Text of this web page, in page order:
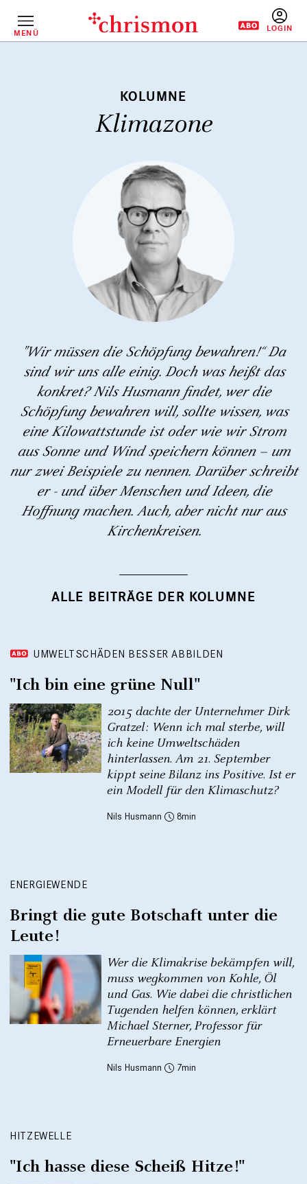
InhaltMENÜ
Klimazone
"Wir müssen die Schöpfung bewahren!“ Da
sind wir uns alle einig. Doch was heißt das
konkret? Nils Husmann findet, wer die
Schöpfung bewahren will, sollte wissen, was
eine Kilowattstunde ist oder wie wir Strom
aus Sonne und Wind speichern können – um
nur zwei Beispiele zu nennen. Darüber schreibt
er - und über Menschen und Ideen, die
Hoffnung machen. Auch, aber nicht nur aus
Kirchenkreisen.
UMWELTSCHÄDEN BESSER ABBILDEN
"Ich bin eine grüne Null"
2015 dachte der Unternehmer Dirk
Gratzel: Wenn ich mal sterbe, will
ich keine Umweltschäden
hinterlassen. Am 21. September
kippt seine Bilanz ins Positive. Ist er
ein Modell für den Klimaschutz?
Nils Husmann 8
ENERGIEWENDE
Bringt die gute Botschaft unter die
Leute!
Wer die Klimakrise bekämpfen will,
muss wegkommen von Kohle, Öl
und Gas. Wie dabei die christlichen
Tugenden helfen können, erklärt
Michael Sterner, Professor für
Erneuerbare Energien
Nils Husmann 7
HITZEWELLE
"Ich hasse diese Scheiß Hitze!"